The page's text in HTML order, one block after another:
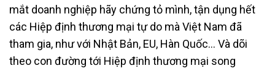
mắt doanh nghiệp hãy chứng tỏ mình, tận dụng hết
các Hiệp định thương mại tự do mà Việt Nam đã
tham gia, như với Nhật Bản, EU, Hàn Quốc… Và dõi
theo con đường tới Hiệp định thương mại song